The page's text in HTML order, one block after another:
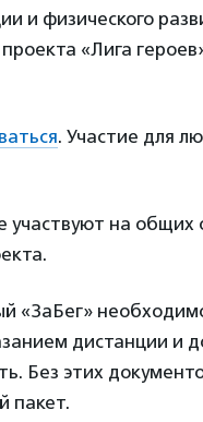
и физического
«Лига
. Участие для
на общих
«ЗаБег»
дистанции и
Без этих
пакет.